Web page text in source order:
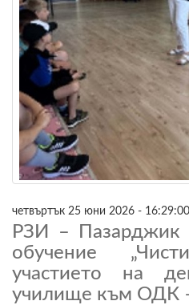
четвъртък 25 юни 2026 - 16:29:00
РЗИ – Пазарджик
обучение
участието на
училище към ОДК